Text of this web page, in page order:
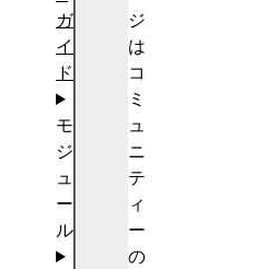
ジ
は
コ
ミ
ュ
ニ
テ
ィ
ー
の
ガ
イ
ド
モ
ジ
ュ
ー
ル